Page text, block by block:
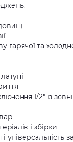
гарячої та
1/2" із
і збірки
універсальність